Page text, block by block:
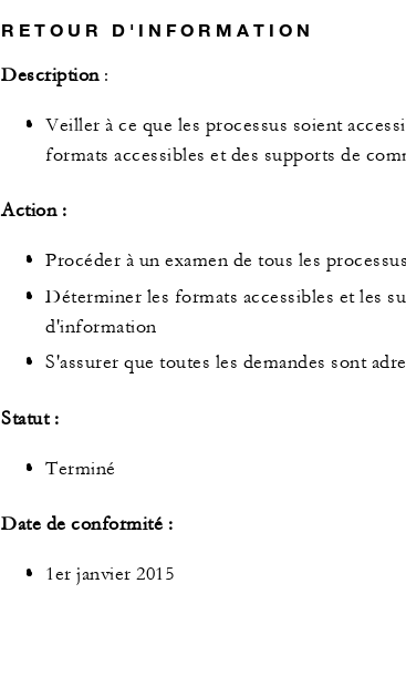
RETOUR D'INFORMATION
Description:
Veiller à ce que les processus soient
formats accessibles et des supports de
Action :
Procéder à un examen de tous les
Déterminer les formats accessibles et les
d'information
S'assurer que toutes les demandes sont
Statut :
Terminé
Date de conformité :
1er janvier 2015